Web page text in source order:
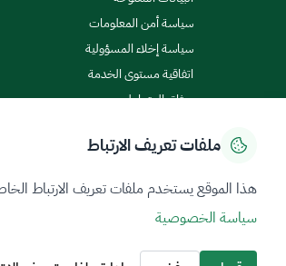
سياسة أمن المعلومات
سياسة إخلاء المسؤولية
اتفاقية مستوى الخدمة
ميثاق المتعاملين
جميع الحقوق محفوظة 2026 © ZATCA.GOV.SA
ملفات تعريف الارتباط
هذا الموقع يستخدم ملفات تعريف الارتباط
سياسة الخصوصية